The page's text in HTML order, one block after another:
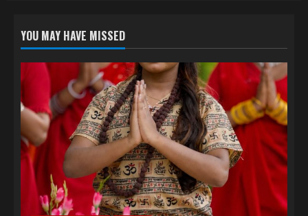
YOU MAY HAVE MISSED